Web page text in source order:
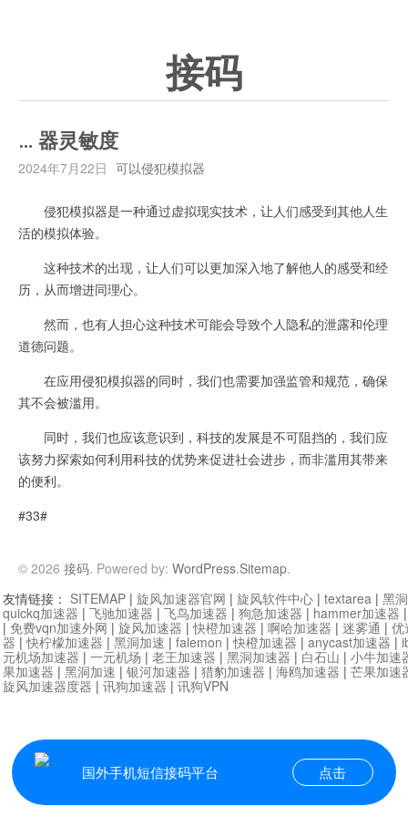
接码
… 器灵敏度
2024年7月22日 可以侵犯模拟器
侵犯模拟器是一种通过虚拟现实技术，让人们感受到其他人生
活的模拟体验。
这种技术的出现，让人们可以更加深入地了解他人的感受和经
历，从而增进同理心。
然而，也有人担心这种技术可能会导致个人隐私的泄露和伦理
道德问题。
在应用侵犯模拟器的同时，我们也需要加强监管和规范，确保
其不会被滥用。
同时，我们也应该意识到，科技的发展是不可阻挡的，我们应
该努力探索如何利用科技的优势来促进社会进步，而非滥用其带来
的便利。
#33#
© 2026 接码. Powered by: WordPress.Sitemap.
国外手机短信接码平台 点击
友情链接： SITEMAP | 旋风加速器官网 | 旋风软件中心 | textarea | 黑
quickq加速器 | 飞驰加速器 | 飞鸟加速器 | 狗急加速器 | hammer加速器
| 免费vqn加速外网 | 旋风加速器 |快橙加速器 | 啊哈加速器 | 迷雾通 | 优
器 |快柠檬加速器 | 黑洞加速 | falemon |快橙加速器 | anycast加速器 |
元机场加速器 | 一元机场 | 老王加速器 | 黑洞加速器 | 白石山 | 小牛加速
果加速器 | 黑洞加速 | 银河加速器 | 猎豹加速器 | 海鸥加速器 | 芒果加速
旋风加速器度器 | 讯狗加速器 | 讯狗VPN